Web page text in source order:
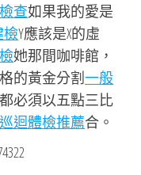
查如果我的愛是
檢Y應該是X的虛
她那間咖啡館，
的黃金分割一般
必須以五點三比
巡迴體檢推薦合。